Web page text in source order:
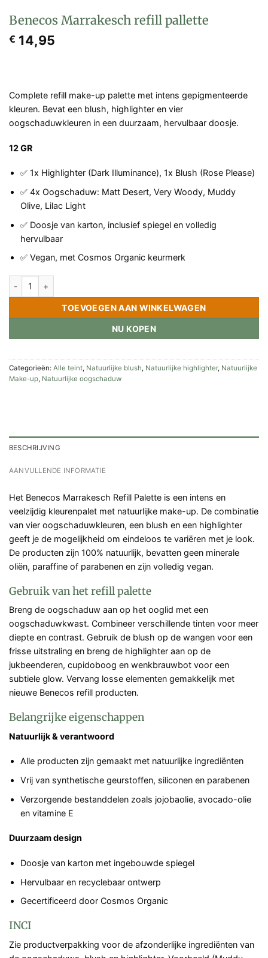
Benecos Marrakesch refill pallette
€ 14,95
Complete refill make-up palette met intens gepigmenteerde
kleuren. Bevat een blush, highlighter en vier
oogschaduwkleuren in een duurzaam, hervulbaar doosje.
12 GR
✅ 1x Highlighter (Dark Illuminance), 1x Blush (Rose Please)
✅ 4x Oogschaduw: Matt Desert, Very Woody, Muddy
Olive, Lilac Light
✅ Doosje van karton, inclusief spiegel en volledig
hervulbaar
✅ Vegan, met Cosmos Organic keurmerk
Benecos Marrakesch refill pallette aantal
TOEVOEGEN AAN WINKELWAGEN
NU KOPEN
Categorieën: Alle teint, Natuurlijke blush, Natuurlijke highlighter, Natuurlijke
Make-up, Natuurlijke oogschaduw
BESCHRIJVING
AANVULLENDE INFORMATIE
Het Benecos Marrakesch Refill Palette is een intens en
veelzijdig kleurenpalet met natuurlijke make-up. De combinatie
van vier oogschaduwkleuren, een blush en een highlighter
geeft je de mogelijkheid om eindeloos te variëren met je look.
De producten zijn 100% natuurlijk, bevatten geen minerale
oliën, paraffine of parabenen en zijn volledig vegan.
Gebruik van het refill palette
Breng de oogschaduw aan op het ooglid met een
oogschaduwkwast. Combineer verschillende tinten voor meer
diepte en contrast. Gebruik de blush op de wangen voor een
frisse uitstraling en breng de highlighter aan op de
jukbeenderen, cupidoboog en wenkbrauwbot voor een
subtiele glow. Vervang losse elementen gemakkelijk met
nieuwe Benecos refill producten.
Belangrijke eigenschappen
Natuurlijk & verantwoord
Alle producten zijn gemaakt met natuurlijke ingrediënten
Vrij van synthetische geurstoffen, siliconen en parabenen
Verzorgende bestanddelen zoals jojobaolie, avocado-olie
en vitamine E
Duurzaam design
Doosje van karton met ingebouwde spiegel
Hervulbaar en recyclebaar ontwerp
Gecertificeerd door Cosmos Organic
INCI
Zie productverpakking voor de afzonderlijke ingrediënten van